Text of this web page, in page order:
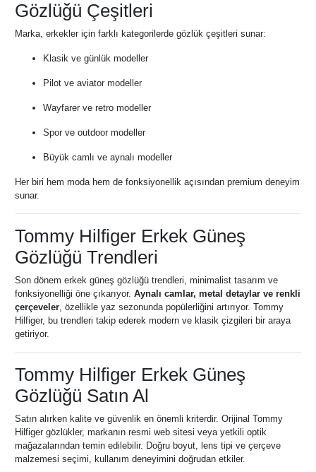
Gözlüğü Çeşitleri
Marka, erkekler için farklı kategorilerde gözlük çeşitleri sunar:
Klasik ve günlük modeller
Pilot ve aviator modeller
Wayfarer ve retro modeller
Spor ve outdoor modeller
Büyük camlı ve aynalı modeller
Her biri hem moda hem de fonksiyonellik açısından premium deneyim
sunar.
Tommy Hilfiger Erkek Güneş
Gözlüğü Trendleri
Son dönem erkek güneş gözlüğü trendleri, minimalist tasarım ve
fonksiyonelliği öne çıkarıyor. Aynalı camlar, metal detaylar ve renkli
çerçeveler, özellikle yaz sezonunda popülerliğini artırıyor. Tommy
Hilfiger, bu trendleri takip ederek modern ve klasik çizgileri bir araya
getiriyor.
Tommy Hilfiger Erkek Güneş
Gözlüğü Satın Al
Satın alırken kalite ve güvenlik en önemli kriterdir. Orijinal Tommy
Hilfiger gözlükler, markanın resmi web sitesi veya yetkili optik
mağazalarından temin edilebilir. Doğru boyut, lens tipi ve çerçeve
malzemesi seçimi, kullanım deneyimini doğrudan etkiler.